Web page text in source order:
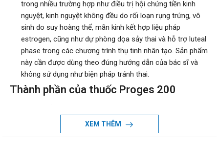
trong nhiều trường hợp như điều trị hội chứng tiền kinh
nguyệt, kinh nguyệt không đều do rối loạn rụng trứng, vô
sinh do suy hoàng thể, mãn kinh kết hợp liệu pháp
estrogen, cũng như dự phòng dọa sảy thai và hỗ trợ luteal
phase trong các chương trình thụ tinh nhân tạo. Sản phẩm
này cần được dùng theo đúng hướng dẫn của bác sĩ và
không sử dụng như biện pháp tránh thai.
Thành phần của thuốc Proges 200
Dược lực học:
XEM THÊM